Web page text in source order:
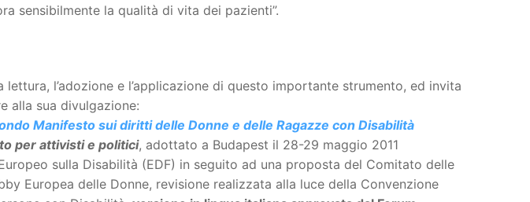
sensibilmente la qualità di vita dei pazienti”.
lettura, l’adozione e l’applicazione di questo importante strumento, ed invita
alla sua divulgazione:
Manifesto sui diritti delle Donne e delle Ragazze con Disabilità
per attivisti e politici, adottato a Budapest il 28-29 maggio 2011
sulla Disabilità (EDF) in seguito ad una proposta del Comitato delle
Europea delle Donne, revisione realizzata alla luce della Convenzione